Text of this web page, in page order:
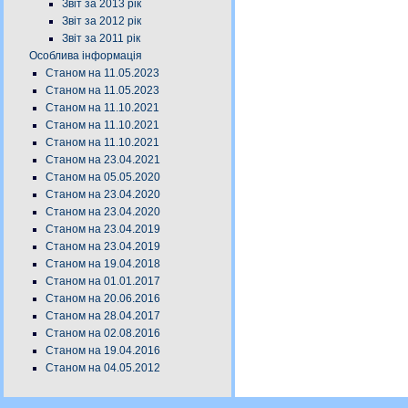
Звіт за 2013 рік
Звіт за 2012 рік
Звіт за 2011 рік
Особлива інформація
Станом на 11.05.2023
Станом на 11.05.2023
Станом на 11.10.2021
Станом на 11.10.2021
Станом на 11.10.2021
Станом на 23.04.2021
Станом на 05.05.2020
Станом на 23.04.2020
Станом на 23.04.2020
Станом на 23.04.2019
Станом на 23.04.2019
Станом на 19.04.2018
Станом на 01.01.2017
Станом на 20.06.2016
Станом на 28.04.2017
Станом на 02.08.2016
Станом на 19.04.2016
Станом на 04.05.2012